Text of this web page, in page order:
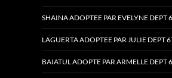
SHAINA ADOPTEE PAR EVELYNE DEPT
LAGUERTA ADOPTEE PAR JULIE DEPT
BAIATUL ADOPTE PAR ARMELLE DEPT